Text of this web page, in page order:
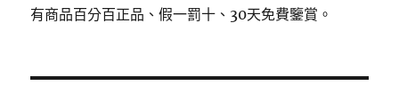
有商品百分百正品、假一罰十、30天免費鑒賞。